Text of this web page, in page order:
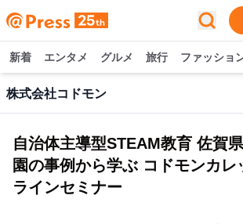
新着 エンタメ グルメ 旅行 ファッショ
株式会社コドモン
自治体主導型STEAM教育 佐賀
園の事例から学ぶ コドモンカレ
ラインセミナー